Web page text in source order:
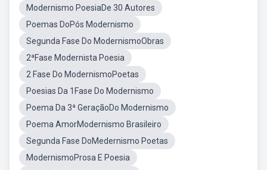
Modernismo PoesiaDe 30 Autores
Poemas DoPós Modernismo
Segunda Fase Do ModernismoObras
2ªFase Modernista Poesia
2 Fase Do ModernismoPoetas
Poesias Da 1Fase Do Modernismo
Poema Da 3ª GeraçãoDo Modernismo
Poema AmorModernismo Brasileiro
Segunda Fase DoMedernismo Poetas
ModernismoProsa E Poesia